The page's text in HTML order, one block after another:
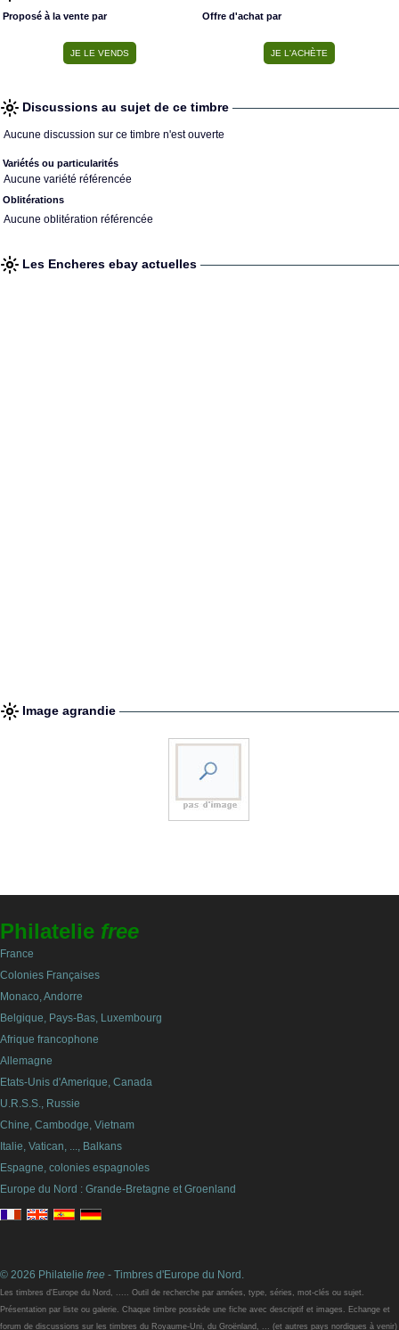
Proposé à la vente par Offre d'achat par
Discussions au sujet de ce timbre
Aucune discussion sur ce timbre n'est ouverte
Variétés ou particularités
Aucune variété référencée
Oblitérations
Aucune oblitération référencée
Les Encheres ebay actuelles
Image agrandie
Philatelie free
France
Colonies Françaises
Monaco, Andorre
Belgique, Pays-Bas, Luxembourg
Afrique francophone
Allemagne
Etats-Unis d'Amerique, Canada
U.R.S.S., Russie
Chine, Cambodge, Vietnam
Italie, Vatican, ..., Balkans
Espagne, colonies espagnoles
Europe du Nord : Grande-Bretagne et Groenland
© 2026 Philatelie free - Timbres d'Europe du Nord.
Les timbres d'Europe du Nord, ..... Outil de recherche par années, type, séries, mot-clés ou sujet.
Présentation par liste ou galerie. Chaque timbre possède une fiche avec descriptif et images. Echange et
forum de discussions sur les timbres du Royaume-Uni, du Groënland, ... (et autres pays nordiques à venir)